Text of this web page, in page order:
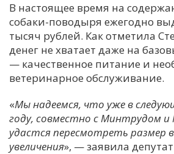
В настоящее время на
собаки-поводыря ежегодно
тысяч рублей. Как отметила
денег не хватает даже на
— качественное питание и
ветеринарное обслуживание.
«Мы надеемся, что уже в
году, совместно с Минтрудом
удастся пересмотреть размер
увеличения», — заявила